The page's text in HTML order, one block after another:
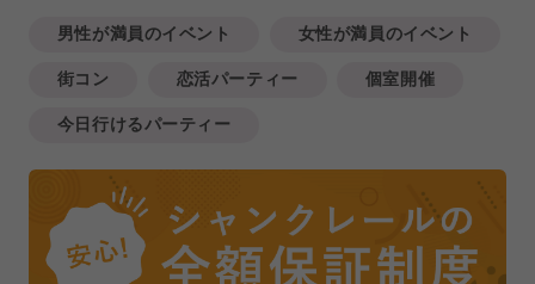
男性が満員のイベント 女性が満員のイベント
街コン 恋活パーティー 個室開催
今日行けるパーティー